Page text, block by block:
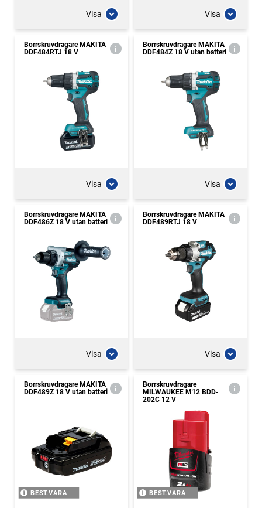
Visa Visa
Borrskruvdragare MAKITA
DDF484RTJ 18 V
Visa
Borrskruvdragare MAKITA
DDF484Z 18 V utan batteri
Visa
Borrskruvdragare MAKITA
DDF486Z 18 V utan batteri
Visa
Borrskruvdragare MAKITA
DDF489RTJ 18 V
Visa
Borrskruvdragare MAKITA
DDF489Z 18 V utan batteri
BEST.VARA
Borrskruvdragare
MILWAUKEE M12 BDD-
202C 12 V
BEST.VARA